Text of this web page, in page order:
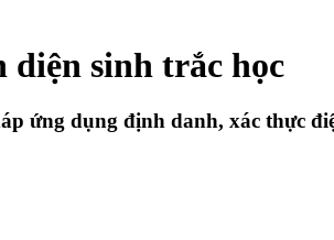
diện sinh trắc học
ứng dụng định danh, xác thực